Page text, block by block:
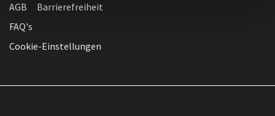
AGB
Barrierefreiheit
FAQ's
Cookie-Einstellungen